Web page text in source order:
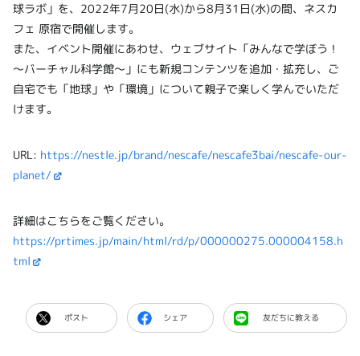
球ラボ」を、2022年7月20日(水)から8月31日(水)の間、ネスカ
フェ 原宿で開催します。
また、イベント開催にあわせ、ウェブサイト「みんなで学ぼう！
～バーチャル科学館～」にも新規コンテンツを追加・拡充し、ご
自宅でも「地球」や「環境」について親子で楽しく学んでいただ
けます。
URL: https://nestle.jp/brand/nescafe/nescafe3bai/nescafe-our-
planet/
詳細はこちらをご覧ください。
https://prtimes.jp/main/html/rd/p/000000275.000004158.h
tml
ポスト シェア 友だちに教える